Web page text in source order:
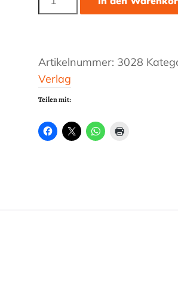
#18
Menge
Artikelnummer: 3028
Verlag
Teilen mit: